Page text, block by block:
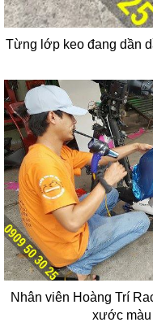
Từng lớp keo đang dần
Nhân viên Hoàng Trí
xước màu